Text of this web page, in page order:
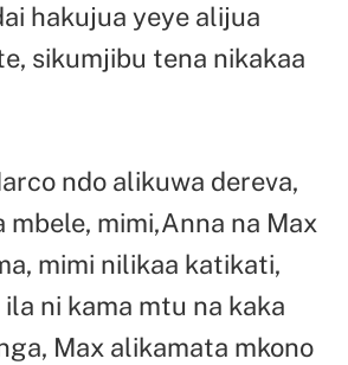
hakujua yeye alijua
sikumjibu tena nikakaa
ndo alikuwa dereva,
mbele, mimi,Anna na Max
mimi nilikaa katikati,
ni kama mtu na kaka
Max alikamata mkono